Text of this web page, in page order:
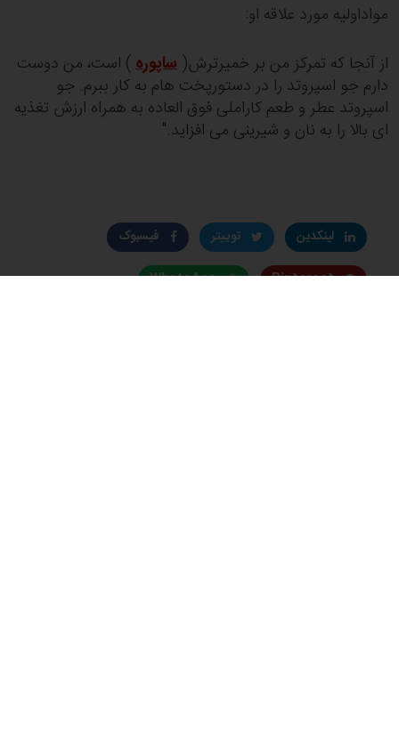
مواداولیه مورد علاقه او:
از آنجا که تمرکز من بر خمیرترش( ساپوره) است، من دوست
دارم جو اسپروتد را در دستورپخت هام به کار ببرم. جو
اسپروتد عطر و طعم کاراملی فوق العاده به همراه ارزش تغذیه
ای بالا را به نان و شیرینی می افزاید."
لینکدین توییتر
فیسبوک
Pinterest
WhatsApp